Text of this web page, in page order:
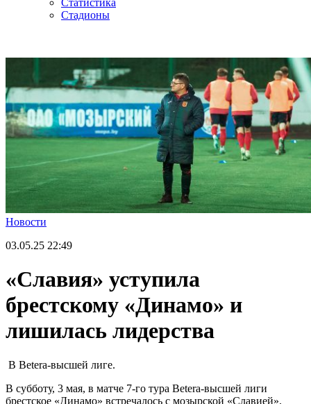
Статистика
Стадионы
Новости
03.05.25 22:49
«Славия» уступила
брестскому «Динамо» и
лишилась лидерства
В Betera-высшей лиге.
В субботу, 3 мая, в матче 7-го тура Betera-высшей лиги
брестское «Динамо» встречалось с мозырской «Славией».